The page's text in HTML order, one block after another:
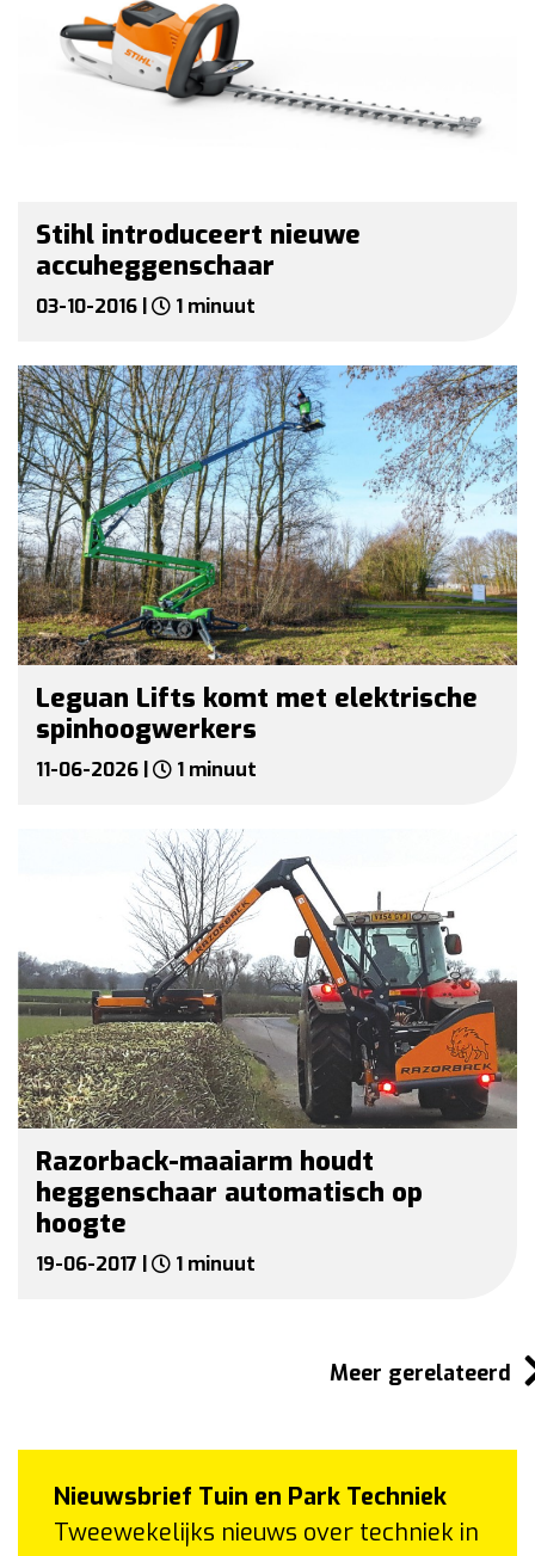
Stihl introduceert nieuwe
accuheggenschaar
03-10-2016 | 1 minuut
Leguan Lifts komt met elektrische
spinhoogwerkers
11-06-2026 | 1 minuut
Razorback-maaiarm houdt
heggenschaar automatisch op
hoogte
19-06-2017 | 1 minuut
Meer gerelateerd
Nieuwsbrief Tuin en Park Techniek
Tweewekelijks nieuws over techniek in